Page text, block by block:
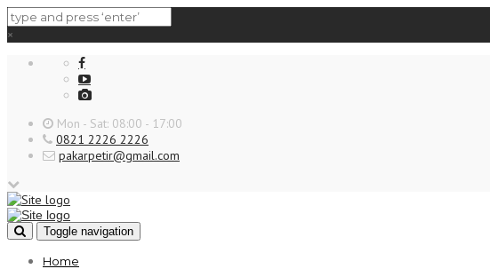
×
Mon - Sat: 08:00 - 17:00
0821 2226 2226
pakarpetir@gmail.com
Toggle navigation
Home